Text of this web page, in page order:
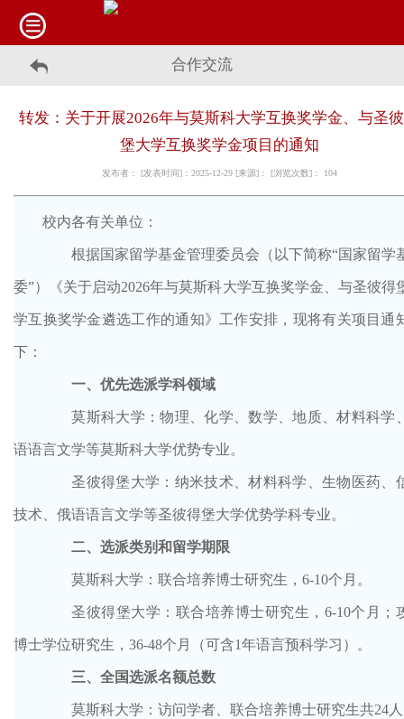
合作交流
转发：关于开展2026年与莫斯科大学互换奖学金、与圣
堡大学互换奖学金项目的通知
发布者： [发表时间]：2025-12-29 [来源]： [浏览次数]： 104
校内各有关单位：
根据国家留学基金管理委员会（以下简称“国家留学
委”）《关于启动2026年与莫斯科大学互换奖学金、与圣彼得
学互换奖学金遴选工作的通知》工作安排，现将有关项目通
下：
一、优先选派学科领域
莫斯科大学 ：物理、化学、数学、地质、材料科学
语语言文学等莫斯科大学优势专业。
圣彼得堡大学： 纳米技术、材料科学、生物医药、
技术、俄语语言文学等圣彼得堡大学优势学科专业。
二、选派类别和留学期限
莫斯科大学 ：联合培养博士研究生， 6-10个月。
圣彼得堡大学 ：联合培养博士研究生， 6-10个月；
博士学位研究生，36-48个月（可含1年语言预科学习）。
三、全国选派名额总数
莫斯科大学：访问学者、联合培养博士研究生共24